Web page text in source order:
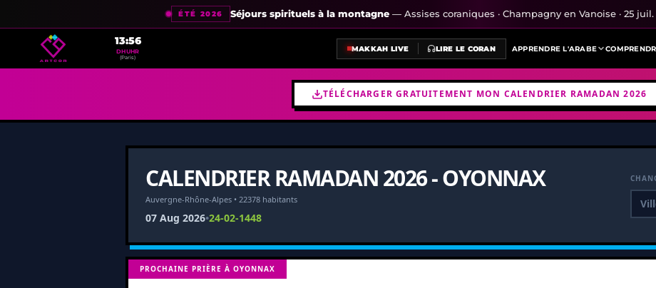
ÉTÉ 2026 Séjours spirituels à la montagne — Assises coraniques · Champagny en Vanoise · 25
13:56
DHUHR
(Paris)
MAKKAH LIVE LIRE LE CORAN APPRENDRE L'ARABE
TÉLÉCHARGER GRATUITEMENT MON CALENDRIER RAMADAN 2026
CALENDRIER RAMADAN 2026 - OYONNAX
Auvergne-Rhône-Alpes • 22378 habitants
07 Aug 2026•24-02-1448
PROCHAINE PRIÈRE À OYONNAX